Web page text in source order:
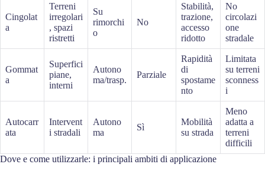
Cingolat
a
Terreni
irregolari
, spazi
ristretti
Su
rimorchi
o
No
Stabilità,
trazione,
accesso
ridotto
No
circolazi
one
stradale
Gommat
a
Superfici
piane,
interni
Autono
ma/trasp.
Parziale
Rapidità
di
spostame
nto
Limitata
su terreni
sconness
i
Autocarr
ata
Intervent
i stradali
Autono
ma
Sì
Mobilità
su strada
Meno
adatta a
terreni
difficili
Dove e come utilizzarle: i principali ambiti di applicazione